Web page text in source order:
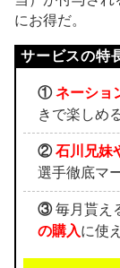
にお得だ。
① ネーショ
きで楽しめ
② 石川兄妹
選手徹底マ
③毎月貰え
の購入に使